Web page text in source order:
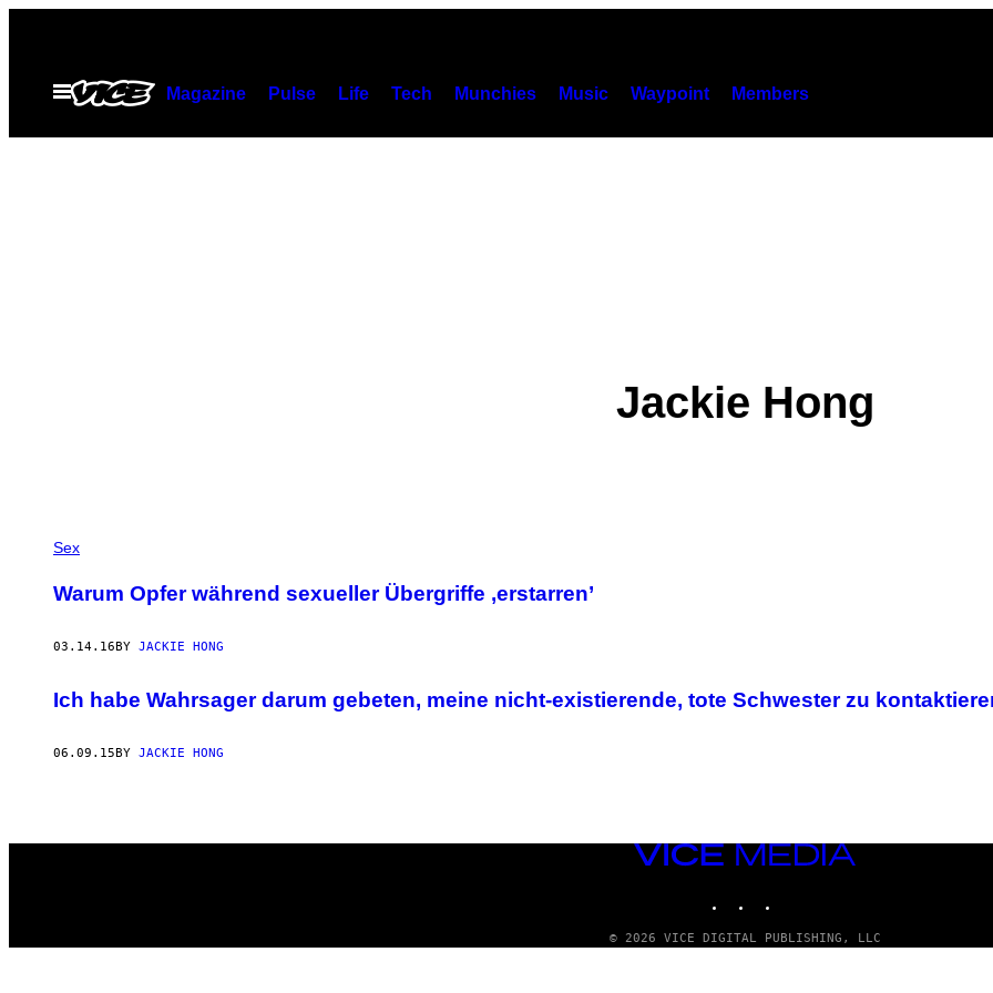
contentOpen
Menu
Magazine Pulse Life Tech Munchies Music Waypoint Members
Jackie Hong
POSTS
BY
THIS
Sex
Warum Opfer während sexueller Übergriffe ‚erstarren’
03.14.16 BY JACKIE HONG
Ich habe Wahrsager darum gebeten, meine nicht-existierende, tote Schwester zu
06.09.15 BY JACKIE HONG
VICE
© 2026 VICE DIGITAL PUBLISHING, LLC